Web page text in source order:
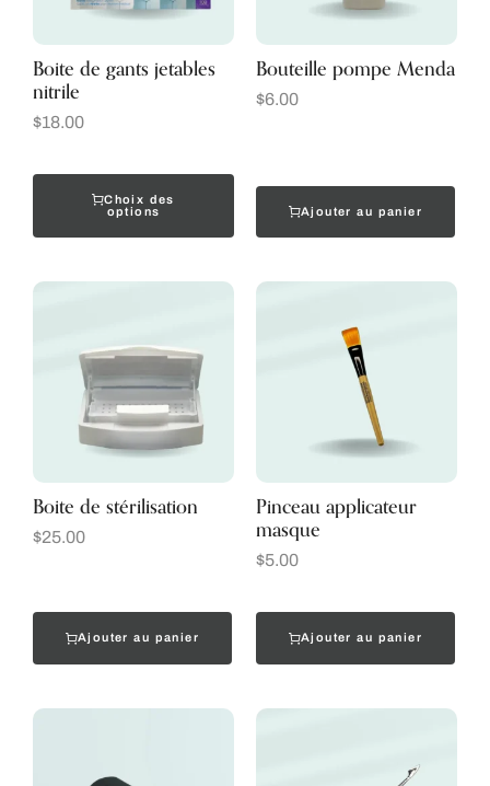
Boite de gants jetables
nitrile
$18.00
Choix des
options
Bouteille pompe Menda
$6.00
Ajouter au panier
Boite de stérilisation
$25.00
Ajouter au panier
Pinceau applicateur
masque
$5.00
Ajouter au panier